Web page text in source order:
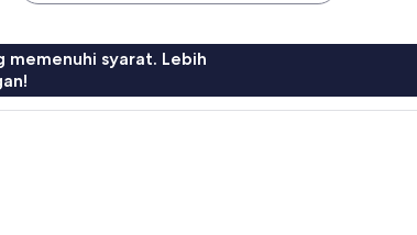
memenuhi syarat. Lebih